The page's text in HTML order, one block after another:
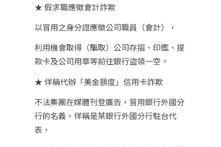
★ 假求職應徵會計詐欺
以冒用之身分證應徵公司職員（會計），
利用機會取得（騙取）公司存摺、印鑑、提
款卡及公司用章等前往銀行盜領一空。
★ 佯稱代辦「美金額度」信用卡詐欺
不法集團在媒體刊登廣告，冒用銀行外國分
行的名義，佯稱是某銀行外國分行駐台代
表，